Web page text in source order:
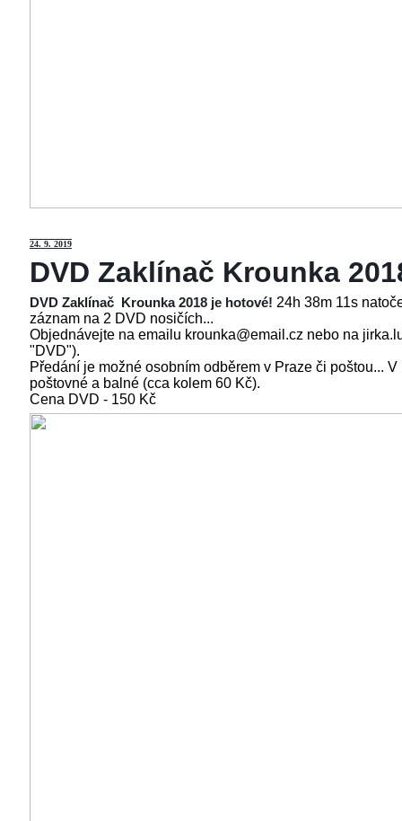
24. 9. 2019
DVD Zaklínač Krounka
DVD Zaklínač Krounka 2018 je hotové! 24h 38m 11s
záznam na 2 DVD nosičích...
Objednávejte na emailu krounka@email.cz nebo na
"DVD").
Předání je možné osobním odběrem v Praze či poštou...
poštovné a balné (cca kolem 60 Kč).
Cena DVD - 150 Kč